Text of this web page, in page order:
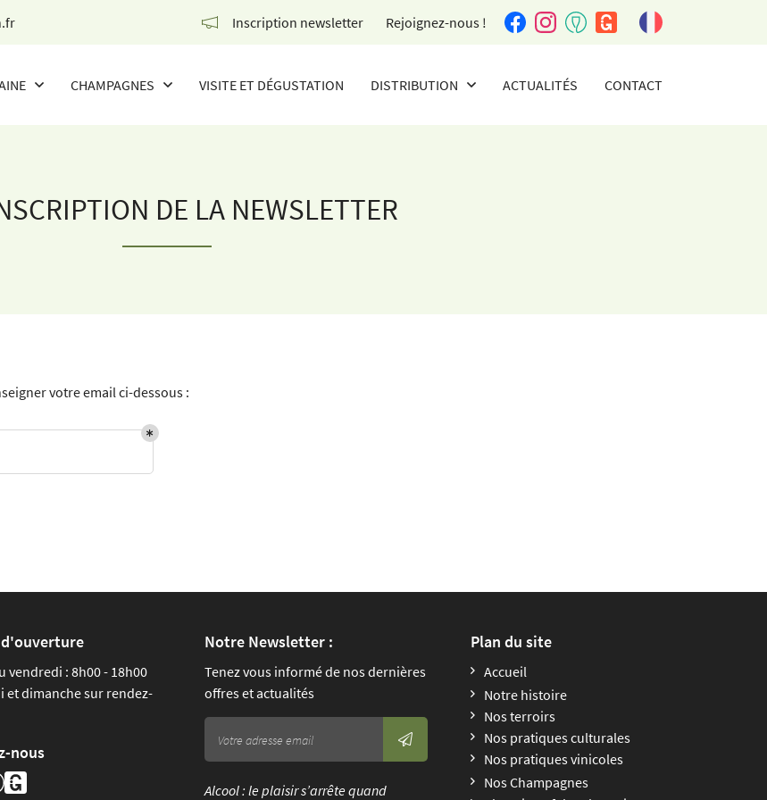
Inscription newsletter Rejoignez-nous !
CHAMPAGNES
VISITE ET DÉGUSTATION DISTRIBUTION ACTUALITÉS CONTACT
DE LA NEWSLETTER
votre email ci-dessous :
vendredi : 8h00 - 18h00
et dimanche sur rendez-
nous
Notre Newsletter :
Tenez vous informé de nos dernières
offres et actualités
Alcool : le plaisir s’arrête quand
Plan du site
Accueil
Notre histoire
Nos terroirs
Nos pratiques culturales
Nos pratiques vinicoles
Nos Champagnes